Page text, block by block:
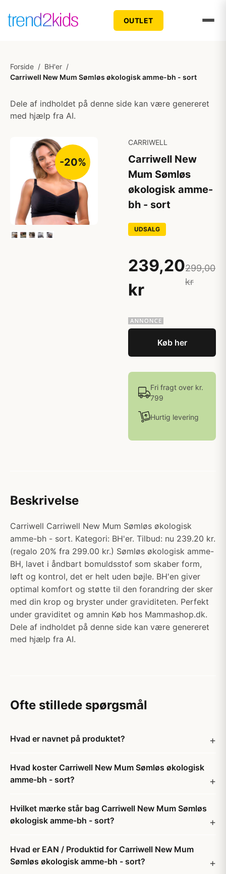
OUTLET
Forside / BH'er /
Carriwell New Mum Sømløs økologisk amme-bh - sort
Dele af indholdet på denne side kan være genereret
med hjælp fra AI.
-20%
CARRIWELL
Carriwell New
Mum Sømløs
økologisk amme-
bh - sort
UDSALG
239,20
kr
299,00
kr
Køb her
Fri fragt over kr.
799
Hurtig levering
Beskrivelse
Carriwell Carriwell New Mum Sømløs økologisk
amme-bh - sort. Kategori: BH'er. Tilbud: nu 239.20 kr.
(regalo 20% fra 299.00 kr.) Sømløs økologisk amme-
BH, lavet i åndbart bomuldsstof som skaber form,
løft og kontrol, det er helt uden bøjle. BH'en giver
optimal komfort og støtte til den forandring der sker
med din krop og bryster under graviditeten. Perfekt
under graviditet og amnin Køb hos Mammashop.dk.
Dele af indholdet på denne side kan være genereret
med hjælp fra AI.
Ofte stillede spørgsmål
Hvad er navnet på produktet?
Hvad koster Carriwell New Mum Sømløs økologisk
amme-bh - sort?
Hvilket mærke står bag Carriwell New Mum Sømløs
økologisk amme-bh - sort?
Hvad er EAN / Produktid for Carriwell New Mum
Sømløs økologisk amme-bh - sort?